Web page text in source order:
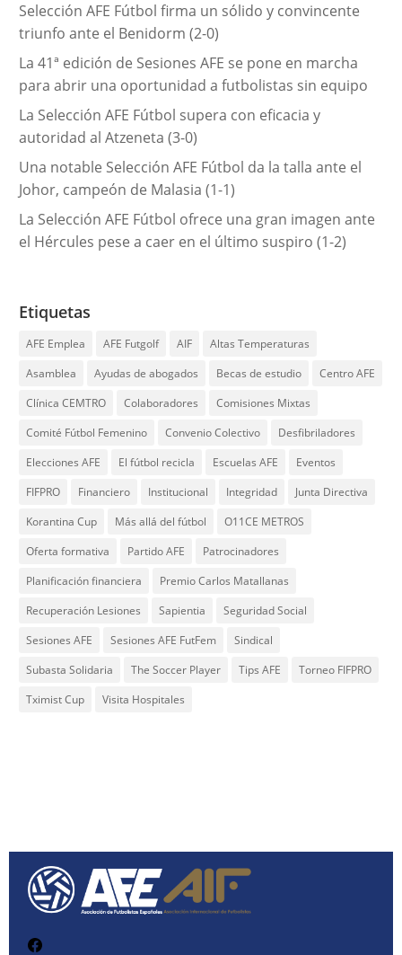
a
s
Selección AFE Fútbol firma un sólido y convincente
triunfo ante el Benidorm (2-0)
La 41ª edición de Sesiones AFE se pone en marcha
para abrir una oportunidad a futbolistas sin equipo
La Selección AFE Fútbol supera con eficacia y
autoridad al Atzeneta (3-0)
Una notable Selección AFE Fútbol da la talla ante el
Johor, campeón de Malasia (1-1)
La Selección AFE Fútbol ofrece una gran imagen ante
el Hércules pese a caer en el último suspiro (1-2)
Etiquetas
AFE Emplea AFE Futgolf AIF
Altas Temperaturas
Asamblea
Ayudas de abogados Becas de estudio
Centro AFE
Clínica CEMTRO
Colaboradores
Comisiones Mixtas
Comité Fútbol Femenino
Convenio Colectivo
Desfibriladores
Elecciones AFE
El fútbol recicla Escuelas AFE
Eventos
FIFPRO
Financiero Institucional Integridad
Junta Directiva
Korantina Cup
Más allá del fútbol
O11CE METROS
Oferta formativa
Partido AFE
Patrocinadores
Planificación financiera
Premio Carlos Matallanas
Recuperación Lesiones
Sapientia
Seguridad Social
Sesiones AFE
Sesiones AFE FutFem
Sindical
Subasta Solidaria
The Soccer Player Tips AFE
Torneo FIFPRO
Tximist Cup
Visita Hospitales